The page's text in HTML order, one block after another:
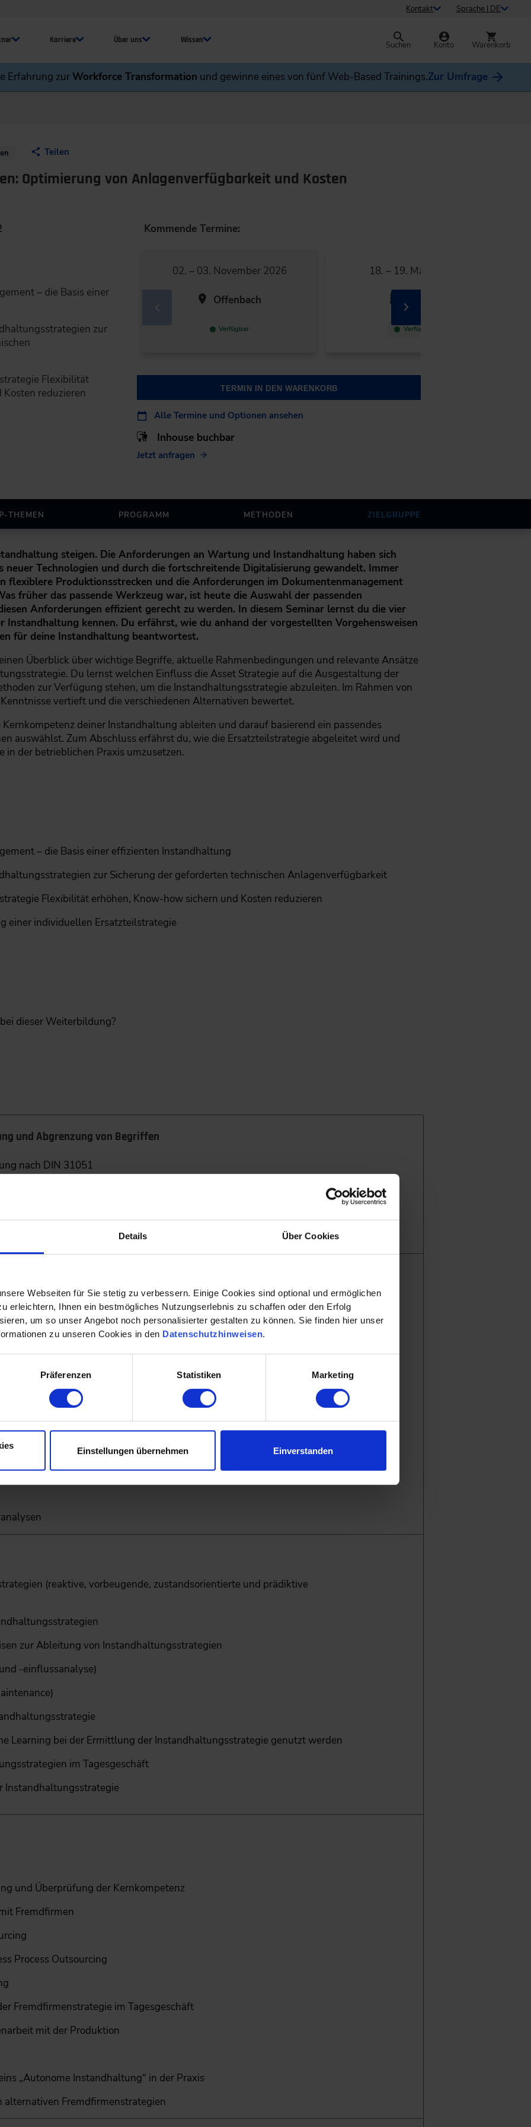
Details Über Cookies
Webseiten für Sie stetig zu verbessern. Einige Cookies sind optional und ermöglichen
erleichtern, Ihnen ein bestmögliches Nutzungserlebnis zu schaffen oder den Erfolg
um so unser Angebot noch personalisierter gestalten zu können. Sie finden hier unser
zu unseren Cookies in den Datenschutzhinweisen.
Präferenzen Statistiken Marketing
Einstellungen übernehmen Einverstanden
Kontakt Sprache | DE
Karriere Über uns Wissen Suchen Konto Warenkorb
Erfahrung zurWorkforce Transformation und gewinne eines von fünf Web-Based Trainings.Zur Umfrage
Teilen
Optimierung von Anlagenverfügbarkeit und Kosten
– die Basis einer
zur
Flexibilität
reduzieren
Kommende Termine:
02. – 03. November 2026
Offenbach
Verfügbar
18. – 19. März 2027
Online
Verfügbar
TERMIN IN DEN WARENKORB
Alle Termine und Optionen ansehen
Inhouse buchbar
Jetzt anfragen
THEMEN PROGRAMM METHODEN ZIELGRUPPE
steigen. Die Anforderungen an Wartung und Instandhaltung haben sich
neuer Technologien und durch die fortschreitende Digitalisierung gewandelt. Immer
flexiblere Produktionsstrecken und die Anforderungen im Dokumentenmanagement
früher das passende Werkzeug war, ist heute die Auswahl der passenden
Anforderungen effizient gerecht zu werden. In diesem Seminar lernst du die vier
Instandhaltung kennen. Du erfährst, wie du anhand der vorgestellten Vorgehensweisen
für deine Instandhaltung beantwortest.
Überblick über wichtige Begriffe, aktuelle Rahmenbedingungen und relevante Ansätze
Du lernst welchen Einfluss die Asset Strategie auf die Ausgestaltung der
zur Verfügung stehen, um die Instandhaltungsstrategie abzuleiten. Im Rahmen von
vertieft und die verschiedenen Alternativen bewertet.
deiner Instandhaltung ableiten und darauf basierend ein passendes
auswählst. Zum Abschluss erfährst du, wie die Ersatzteilstrategie abgeleitet wird und
in der betrieblichen Praxis umzusetzen.
– die Basis einer effizienten ­Instandhaltung
zur Sicherung der geforderten technischen Anlagenverfügbarkeit
Flexibilität erhöhen, Know-how sichern und Kosten reduzieren
einer individuellen Ersatzteilstrategie
dieser Weiterbildung?
und Abgrenzung von Begriffen
nach DIN 31051
in der Instandhaltung
den Anlagenlebenszyklus in der
Management nach ISO 55000
einer erfolgreichen Asset Strategie
Plan
(reaktive, vorbeugende, zustandsorientierte und prädiktive
zur Ableitung von Instandhaltungsstrategien
-einflussanalyse)
Learning bei der Ermittlung der Instandhaltungsstrategie genutzt werden
im Tagesgeschäft
Instandhaltungsstrategie
und Überprüfung der Kern­kompetenz
Fremdfirmen
Process Outsourcing
Fremdfirmenstrategie im Tagesgeschäft
mit der Produktion
„Autonome Instandhaltung“ in der Praxis
Fremdfirmenstrategien